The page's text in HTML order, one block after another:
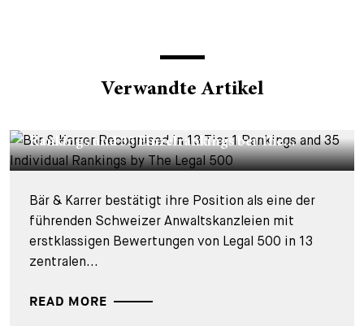
Verwandte Artikel
Rankings und 35 Einzelrankings bei The...
Bär & Karrer bestätigt ihre Position als eine der
führenden Schweizer Anwaltskanzleien mit
erstklassigen Bewertungen von Legal 500 in 13
zentralen...
READ MORE